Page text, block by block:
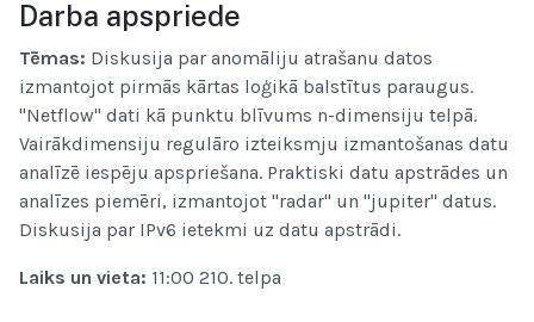
Darba apspriede
Tēmas: Diskusija par anomāliju atrašanu datos
izmantojot pirmās kārtas loģikā balstītus paraugus.
"Netflow" dati kā punktu blīvums n-dimensiju telpā.
Vairākdimensiju regulāro izteiksmju izmantošanas datu
analīzē iespēju apspriešana. Praktiski datu apstrādes un
analīzes piemēri, izmantojot "radar" un "jupiter" datus.
Diskusija par IPv6 ietekmi uz datu apstrādi.
Laiks un vieta: 11:00 210. telpa